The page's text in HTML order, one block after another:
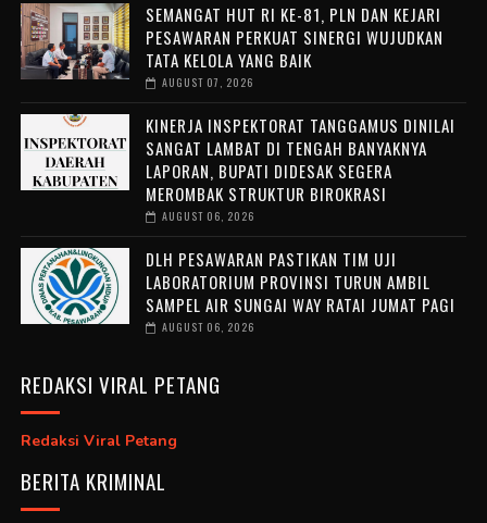
SEMANGAT HUT RI KE-81, PLN DAN KEJARI
PESAWARAN PERKUAT SINERGI WUJUDKAN
TATA KELOLA YANG BAIK
AUGUST 07, 2026
KINERJA INSPEKTORAT TANGGAMUS DINILAI
SANGAT LAMBAT DI TENGAH BANYAKNYA
LAPORAN, BUPATI DIDESAK SEGERA
MEROMBAK STRUKTUR BIROKRASI
AUGUST 06, 2026
DLH PESAWARAN PASTIKAN TIM UJI
LABORATORIUM PROVINSI TURUN AMBIL
SAMPEL AIR SUNGAI WAY RATAI JUMAT PAGI
AUGUST 06, 2026
REDAKSI VIRAL PETANG
Redaksi Viral Petang
BERITA KRIMINAL